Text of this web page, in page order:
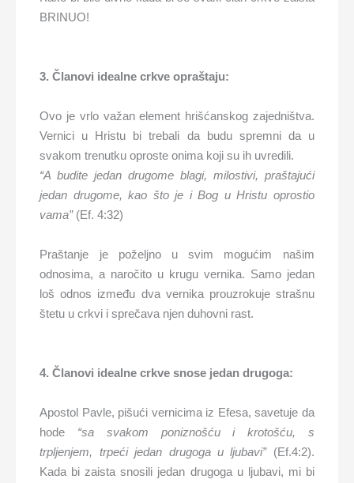
BRINUO!
3. Članovi idealne crkve opraštaju:
Ovo je vrlo važan element hrišćanskog zajedništva.
Vernici u Hristu bi trebali da budu spremni da u
svakom trenutku oproste onima koji su ih uvredili.
“A budite jedan drugome blagi, milostivi, praštajući
jedan drugome, kao što je i Bog u Hristu oprostio
vama” (Ef. 4:32)
Praštanje je poželjno u svim mogućim našim
odnosima, a naročito u krugu vernika. Samo jedan
loš odnos između dva vernika prouzrokuje strašnu
štetu u crkvi i sprečava njen duhovni rast.
4. Članovi idealne crkve snose jedan drugoga:
Apostol Pavle, pišući vernicima iz Efesa, savetuje da
hode “sa svakom poniznošću i krotošću, s
trpljenjem, trpeći jedan drugoga u ljubavi”(Ef.4:2).
Kada bi zaista snosili jedan drugoga u ljubavi, mi bi